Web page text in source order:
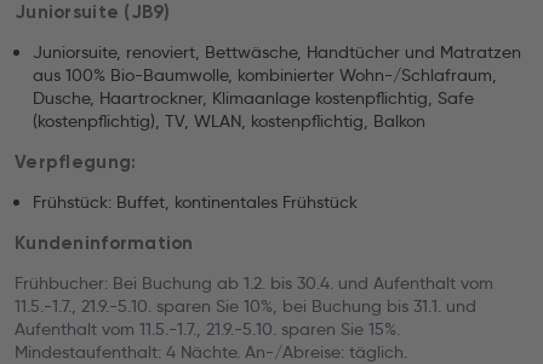
Juniorsuite (JB9)
Juniorsuite, renoviert, Bettwäsche, Handtücher und Matratzen
aus 100% Bio-Baumwolle, kombinierter Wohn-/Schlafraum,
Dusche, Haartrockner, Klimaanlage kostenpflichtig, Safe
(kostenpflichtig), TV, WLAN, kostenpflichtig, Balkon
Verpflegung:
Frühstück: Buffet, kontinentales Frühstück
Kundeninformation
Frühbucher: Bei Buchung ab 1.2. bis 30.4. und Aufenthalt vom
11.5.-1.7., 21.9.-5.10. sparen Sie 10%, bei Buchung bis 31.1. und
Aufenthalt vom 11.5.-1.7., 21.9.-5.10. sparen Sie 15%.
Mindestaufenthalt: 4 Nächte. An-/Abreise: täglich.